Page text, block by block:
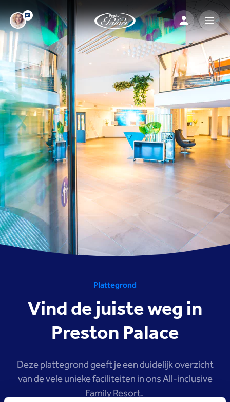
Plattegrond
Vind de juiste weg in
Preston Palace
Deze plattegrond geeft je een duidelijk overzicht
van de vele unieke faciliteiten in ons All-inclusive
Family Resort.